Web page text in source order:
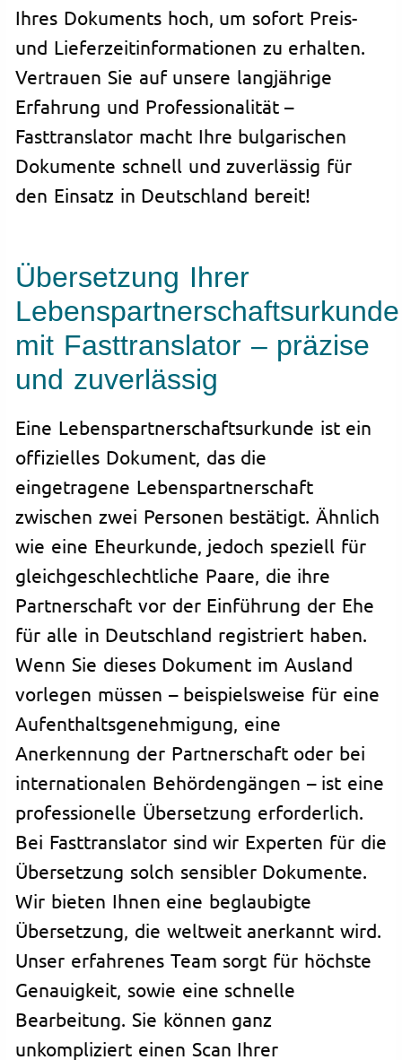
Ihres Dokuments hoch, um sofort Preis-
und Lieferzeitinformationen zu erhalten.
Vertrauen Sie auf unsere langjährige
Erfahrung und Professionalität –
Fasttranslator macht Ihre bulgarischen
Dokumente schnell und zuverlässig für
den Einsatz in Deutschland bereit!
Übersetzung Ihrer
Lebenspartnerschaftsurkunde
mit Fasttranslator – präzise
und zuverlässig
Eine Lebenspartnerschaftsurkunde ist ein
offizielles Dokument, das die
eingetragene Lebenspartnerschaft
zwischen zwei Personen bestätigt. Ähnlich
wie eine Eheurkunde, jedoch speziell für
gleichgeschlechtliche Paare, die ihre
Partnerschaft vor der Einführung der Ehe
für alle in Deutschland registriert haben.
Wenn Sie dieses Dokument im Ausland
vorlegen müssen – beispielsweise für eine
Aufenthaltsgenehmigung, eine
Anerkennung der Partnerschaft oder bei
internationalen Behördengängen – ist eine
professionelle Übersetzung erforderlich.
Bei Fasttranslator sind wir Experten für die
Übersetzung solch sensibler Dokumente.
Wir bieten Ihnen eine beglaubigte
Übersetzung, die weltweit anerkannt wird.
Unser erfahrenes Team sorgt für höchste
Genauigkeit, sowie eine schnelle
Bearbeitung. Sie können ganz
unkompliziert einen Scan Ihrer